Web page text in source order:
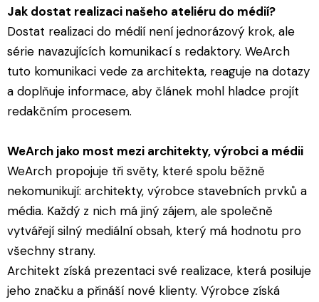
Jak dostat realizaci našeho ateliéru do médií?
Dostat realizaci do médií není jednorázový krok, ale
série navazujících komunikací s redaktory. WeArch
tuto komunikaci vede za architekta, reaguje na dotazy
a doplňuje informace, aby článek mohl hladce projít
redakčním procesem.
WeArch jako most mezi architekty, výrobci a médii
WeArch propojuje tři světy, které spolu běžně
nekomunikují: architekty, výrobce stavebních prvků a
média. Každý z nich má jiný zájem, ale společně
vytvářejí silný mediální obsah, který má hodnotu pro
všechny strany.
Architekt získá prezentaci své realizace, která posiluje
jeho značku a přináší nové klienty. Výrobce získá